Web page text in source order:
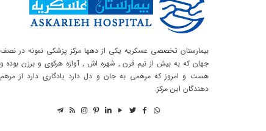
بیمارستان تخصصی عسکریه یکی از دهها مرکز پزشکی نمونه در نصف
جهان که به بیش از نیم قرن , شهره اش , آوازه هرکوی و برزن بوده و
هست و امروز که مرهمی به جان و دل دارد یادگاری دارد از مرهم
دهندگان این مرکز.